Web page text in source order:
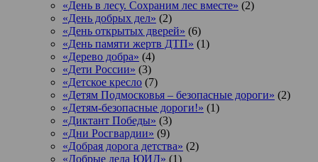
«День в лесу. Сохраним лес вместе» (2)
«День добрых дел» (2)
«День открытых дверей» (6)
«День памяти жертв ДТП» (1)
«Дерево добра» (4)
«Дети России» (3)
«Детское кресло (7)
«Детям Подмосковья – безопасные дороги» (2)
«Детям-безопасные дороги!» (1)
«Диктант Победы» (3)
«Дни Росгвардии» (9)
«Добрая дорога детства» (2)
«Добрые дела ЮИД» (1)